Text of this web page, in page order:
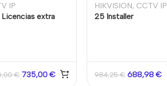
IP
extra
€ 735,00 €
HIKVISION, CCTV IP
25 Installer
984,25€ 688,98 €